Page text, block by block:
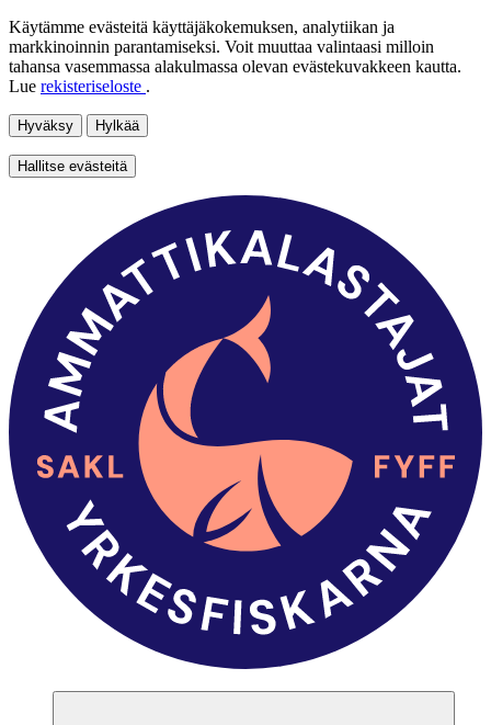
Käytämme evästeitä käyttäjäkokemuksen, analytiikan ja
markkinoinnin parantamiseksi. Voit muuttaa valintaasi milloin
tahansa vasemmassa alakulmassa olevan evästekuvakkeen kautta.
Lue rekisteriseloste .
Hyväksy Hylkää
Hallitse evästeitä